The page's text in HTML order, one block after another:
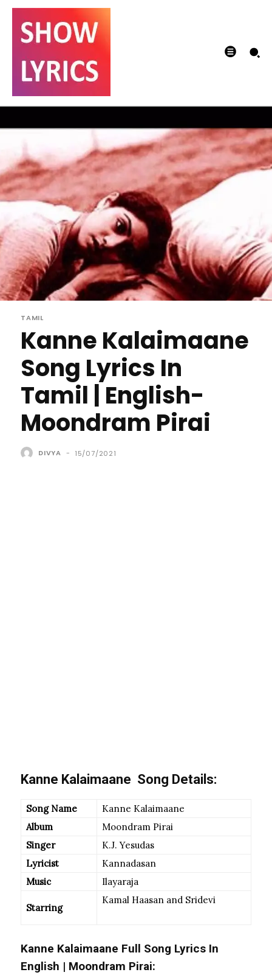
TAMIL
Kanne Kalaimaane
Song Lyrics In
Tamil | English-
Moondram Pirai
DIVYA - 15/07/2021
Kanne Kalaimaane Song Details:
Song Name
Kanne Kalaimaane
Album
Moondram Pirai
Singer
K.J. Yesudas
Lyricist
Kannadasan
Music
Ilayaraja
Starring
Kamal Haasan and Sridevi
Kanne Kalaimaane Full Song Lyrics In
English | Moondram Pirai: